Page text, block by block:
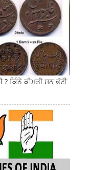
ਕਿੰਨੇ ਕੀਮਤੀ ਸਨ ਫੁੱਟੀ